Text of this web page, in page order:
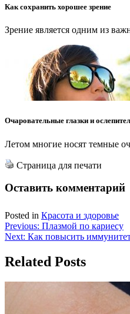
Как сохранить хорошее зрение
Зрение является одним из
Очаровательные глазки и
Летом многие носят темные
Страница для печати
Оставить комментарий
Posted in Красота и здоровье
Навигация
по
записям
Previous: Плазмой по кариесу
Next: Как повысить
Related Posts